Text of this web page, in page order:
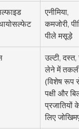
एनीमिया,
कमजोरी,
पीले मसूड़े
उल्टी, दस्त,
लेने में
(विशेष रूप से
पक्षी और
प्रजातियों के
लिए